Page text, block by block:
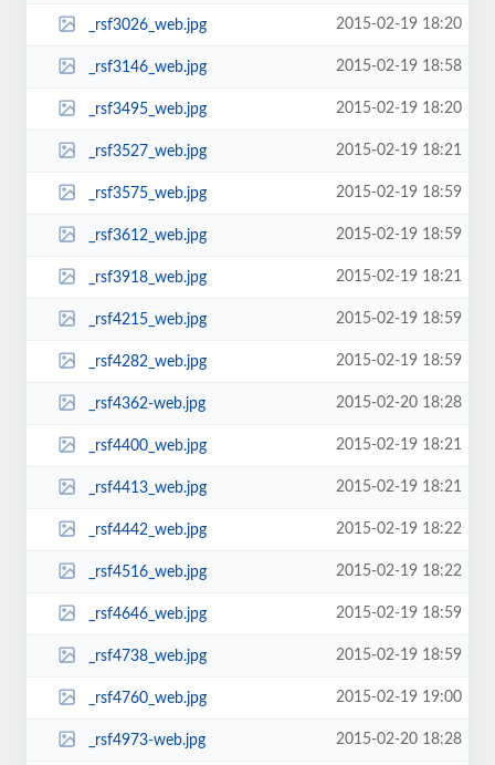
_rsf3026_web.jpg 2015-02-19 18:20
_rsf3146_web.jpg 2015-02-19 18:58
_rsf3495_web.jpg 2015-02-19 18:20
_rsf3527_web.jpg 2015-02-19 18:21
_rsf3575_web.jpg 2015-02-19 18:59
_rsf3612_web.jpg 2015-02-19 18:59
_rsf3918_web.jpg 2015-02-19 18:21
_rsf4215_web.jpg 2015-02-19 18:59
_rsf4282_web.jpg 2015-02-19 18:59
_rsf4362-web.jpg 2015-02-20 18:28
_rsf4400_web.jpg 2015-02-19 18:21
_rsf4413_web.jpg 2015-02-19 18:21
_rsf4442_web.jpg 2015-02-19 18:22
_rsf4516_web.jpg 2015-02-19 18:22
_rsf4646_web.jpg 2015-02-19 18:59
_rsf4738_web.jpg 2015-02-19 18:59
_rsf4760_web.jpg 2015-02-19 19:00
_rsf4973-web.jpg 2015-02-20 18:28